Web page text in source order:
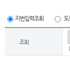
지번입력조회 도
조회